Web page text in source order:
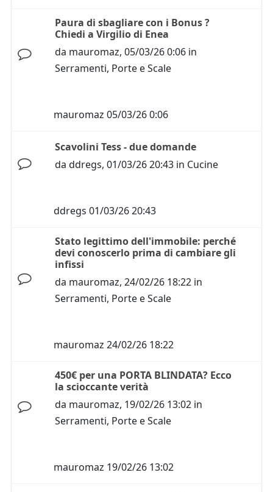
Paura di sbagliare con i Bonus ?
Chiedi a Virgilio di Enea
da mauromaz, 05/03/26 0:06 in
Serramenti, Porte e Scale
mauromaz 05/03/26 0:06
Scavolini Tess - due domande
da ddregs, 01/03/26 20:43 in Cucine
ddregs 01/03/26 20:43
Stato legittimo dell'immobile: perché
devi conoscerlo prima di cambiare gli
infissi
da mauromaz, 24/02/26 18:22 in
Serramenti, Porte e Scale
mauromaz 24/02/26 18:22
450€ per una PORTA BLINDATA? Ecco
la scioccante verità
da mauromaz, 19/02/26 13:02 in
Serramenti, Porte e Scale
mauromaz 19/02/26 13:02